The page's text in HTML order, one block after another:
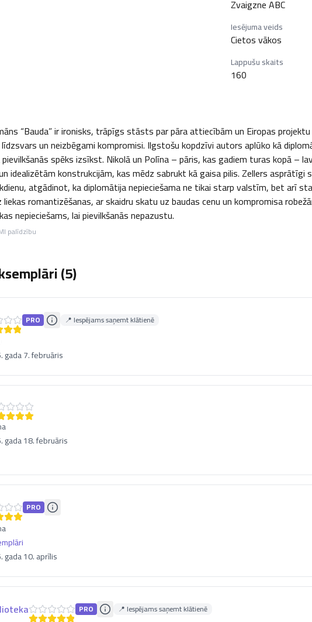
Zvaigzne ABC
Iesējuma veids
Cietos vākos
Lappušu skaits
160
“Bauda” ir ironisks, trāpīgs stāsts par pāra attiecībām un Eiropas
un neizbēgami kompromisi. Ilgstošu kopdzīvi autors aplūko kā
spēks izsīkst. Nikolā un Polīna – pāris, kas gadiem turas kopā –
idealizētām konstrukcijām, kas mēdz sabrukt kā gaisa pilis. Zellers
atgādinot, ka diplomātija nepieciešama ne tikai starp valstīm, bet arī
romantizēšanas, ar skaidru skatu uz baudas cenu un kompromisa
nepieciešams, lai pievilkšanās nepazustu.
palīdzību
(5)
PRO 📍 Iespējams saņemt klātienē
gada 7. februāris
gada 18. februāris
PRO
gada 10. aprīlis
PRO 📍 Iespējams saņemt klātienē